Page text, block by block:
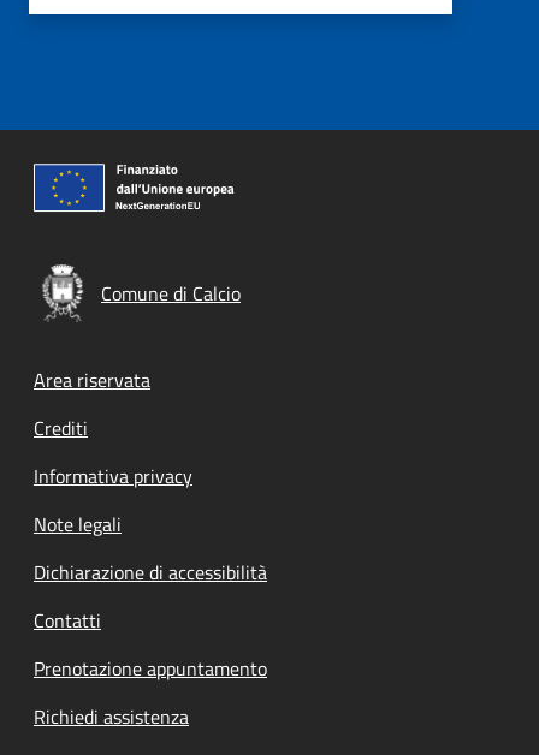
Comune di Calcio
Footer menu
Area riservata
Crediti
Informativa privacy
Note legali
Dichiarazione di accessibilità
Contatti
Prenotazione appuntamento
Richiedi assistenza